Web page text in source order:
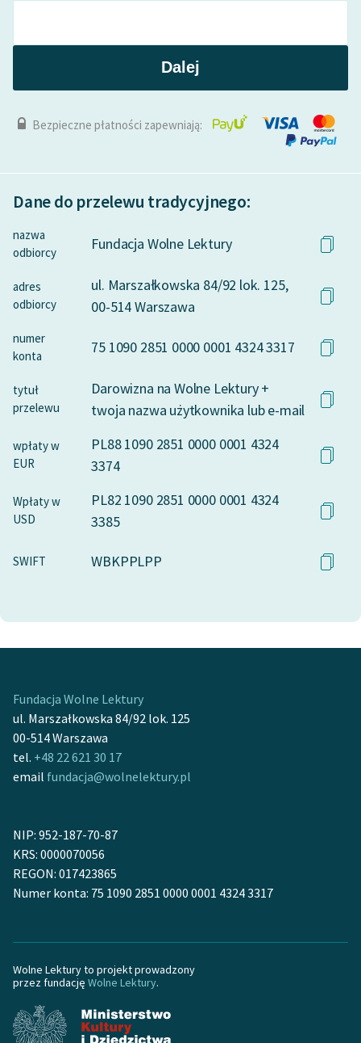
Dalej
Bezpieczne płatności zapewniają:
Dane do przelewu tradycyjnego:
nazwa
odbiorcy
Fundacja Wolne Lektury
adres
odbiorcy
ul. Marszałkowska 84/92 lok. 125,
00-514 Warszawa
numer
konta
75 1090 2851 0000 0001 4324 3317
tytuł
przelewu
Darowizna na Wolne Lektury +
twoja nazwa użytkownika lub e-mail
wpłaty w
EUR
PL88 1090 2851 0000 0001 4324
3374
Wpłaty w
USD
PL82 1090 2851 0000 0001 4324
3385
SWIFT WBKPPLPP
Fundacja Wolne Lektury
ul. Marszałkowska 84/92 lok. 125
00-514 Warszawa
tel. +48 22 621 30 17
email fundacja@wolnelektury.pl
NIP: 952-187-70-87
KRS: 0000070056
REGON: 017423865
Numer konta: 75 1090 2851 0000 0001 4324 3317
Wolne Lektury to projekt prowadzony
przez fundację Wolne Lektury.